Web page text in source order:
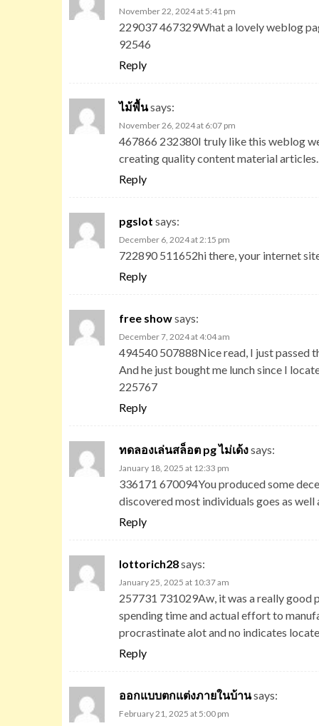
November 22, 2024 at 5:41 pm
229037 467329What a lovely weblog
92546
Reply
ไม้พื้นsays:
November 26, 2024 at 6:07 pm
467866 232380I truly like this weblog
creating quality content material
Reply
pgslot says:
December 6, 2024 at 2:15 pm
722890 511652hi there, your internet
Reply
free showsays:
December 7, 2024 at 4:04 am
494540 507888Nice read, I just passed
And he just bought me lunch since I
225767
Reply
ทดลองเล่นสล็อต pg ไม่เด้งsays:
January 18, 2025 at 12:33 pm
336171 670094You produced some
discovered most individuals goes as
Reply
lottorich28says:
January 25, 2025 at 10:37 am
257731 731029Aw, it was a really good
spending time and actual effort to
procrastinate alot and no indicates
Reply
ออกแบบตกแต่งภายในบ้านsays:
February 21, 2025 at 5:00 pm